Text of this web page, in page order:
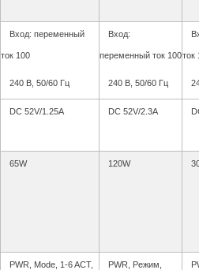
Вход: переменный
ток 100
240 В, 50/60 Гц
Вход:
переменный ток 100
240 В, 50/60 Гц
ток
DC 52V/1.25A DC 52V/2.3A
65W 120W
PWR, Mode, 1-6 ACT, PWR, Режим,